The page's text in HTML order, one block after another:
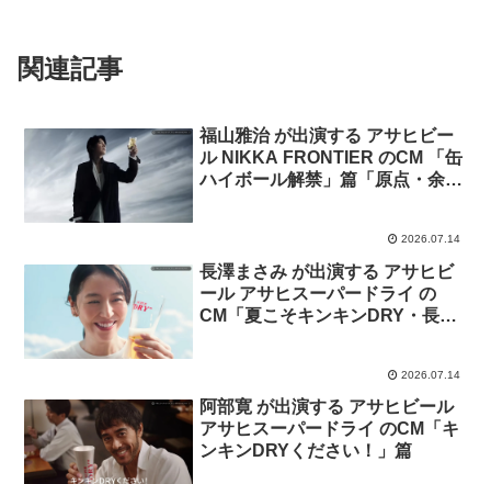
関連記事
福山雅治 が出演する アサヒビー
ル NIKKA FRONTIER のCM 「缶
ハイボール解禁」篇「原点・余市
2026.07.14
長澤まさみ が出演する アサヒビ
ール アサヒスーパードライ の
CM「夏こそキンキンDRY・長澤
2026.07.14
阿部寛 が出演する アサヒビール
アサヒスーパードライ のCM「キ
ンキンDRYください！」篇